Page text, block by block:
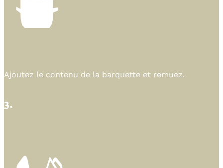
Ajoutez le contenu de la barquette et remuez.
3.